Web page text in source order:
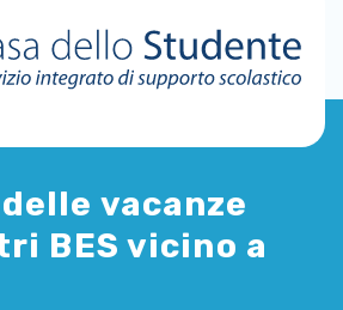
vacanze
BES vicino a